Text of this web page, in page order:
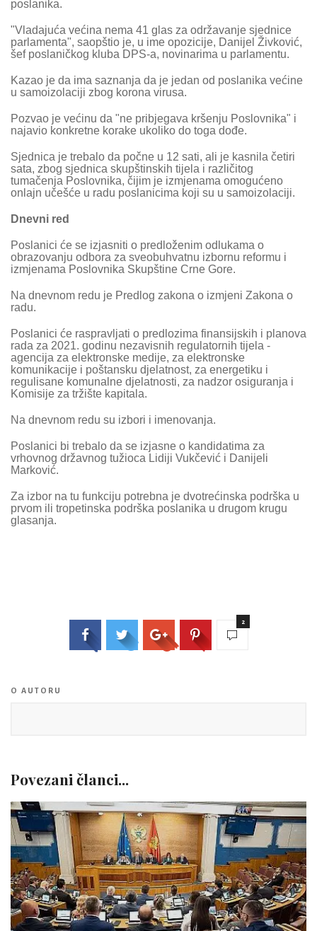
poslanika.
"Vladajuća većina nema 41 glas za održavanje sjednice
parlamenta", saopštio je, u ime opozicije, Danijel Živković,
šef poslaničkog kluba DPS-a, novinarima u parlamentu.
Kazao je da ima saznanja da je jedan od poslanika većine
u samoizolaciji zbog korona virusa.
Pozvao je većinu da "ne pribjegava kršenju Poslovnika" i
najavio konkretne korake ukoliko do toga dođe.
Sjednica je trebalo da počne u 12 sati, ali je kasnila četiri
sata, zbog sjednica skupštinskih tijela i različitog
tumačenja Poslovnika, čijim je izmjenama omogućeno
onlajn učešće u radu poslanicima koji su u samoizolaciji.
Dnevni red
Poslanici će se izjasniti o predloženim odlukama o
obrazovanju odbora za sveobuhvatnu izbornu reformu i
izmjenama Poslovnika Skupštine Crne Gore.
Na dnevnom redu je Predlog zakona o izmjeni Zakona o
radu.
Poslanici će raspravljati o predlozima finansijskih i planova
rada za 2021. godinu nezavisnih regulatornih tijela -
agencija za elektronske medije, za elektronske
komunikacije i poštansku djelatnost, za energetiku i
regulisane komunalne djelatnosti, za nadzor osiguranja i
Komisije za tržište kapitala.
Na dnevnom redu su izbori i imenovanja.
Poslanici bi trebalo da se izjasne o kandidatima za
vrhovnog državnog tužioca Lidiji Vukčević i Danijeli
Marković.
Za izbor na tu funkciju potrebna je dvotrećinska podrška u
prvom ili tropetinska podrška poslanika u drugom krugu
glasanja.
2
O AUTORU
Povezani članci...